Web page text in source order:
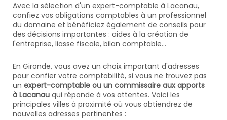
Avec la sélection d'un expert-comptable à Lacanau,
confiez vos obligations comptables à un professionnel
du domaine et bénéficiez également de conseils pour
des décisions importantes : aides à la création de
l'entreprise, liasse fiscale, bilan comptable...
En Gironde, vous avez un choix important d'adresses
pour confier votre comptabilité, si vous ne trouvez pas
un expert-comptable ou un commissaire aux apports
à Lacanau qui réponde à vos attentes. Voici les
principales villes à proximité où vous obtiendrez de
nouvelles adresses pertinentes :